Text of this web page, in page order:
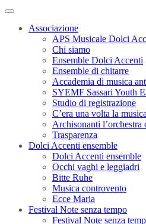
Associazione
APS Musicale Dolci
Chi siamo
Ensemble Dolci Accenti
Ensemble di chitarre
Accademia di musica
SYEMF Sassari Youth
Studio di registrazione
C’era una volta la musica
Archisonanti
Trasparenza
Dolci Accenti ensemble
Dolci Accenti ensemble
Occhi vaghi e leggiadri
Bitte Ruhe
Musica controvento
Ecce Maria
Festival Note senza tempo
Festival Note senza